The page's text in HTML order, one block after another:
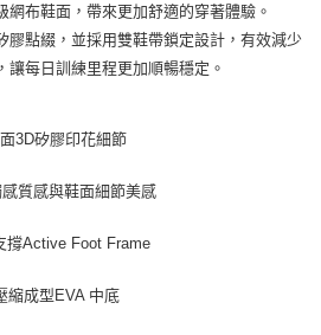
網布鞋面，帶來更加舒適的穿著體驗。
膠點綴，並採用雙鞋帶鎖定設計，有效減少
讓每日訓練里程更加順暢穩定。
3D矽膠印花細節
質感與鞋面細節美感
撐Active Foot Frame
縮成型EVA 中底